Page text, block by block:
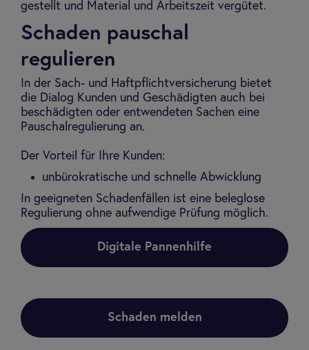
gestellt und Material und Arbeitszeit vergütet.
Schaden pauschal
regulieren
In der Sach- und Haftpflichtversicherung bietet
die Dialog Kunden und Geschädigten auch bei
beschädigten oder entwendeten Sachen eine
Pauschalregulierung an.
Der Vorteil für Ihre Kunden:
unbürokratische und schnelle Abwicklung
In geeigneten Schadenfällen ist eine beleglose
Regulierung ohne aufwendige Prüfung möglich.
Digitale Pannenhilfe
Schaden melden